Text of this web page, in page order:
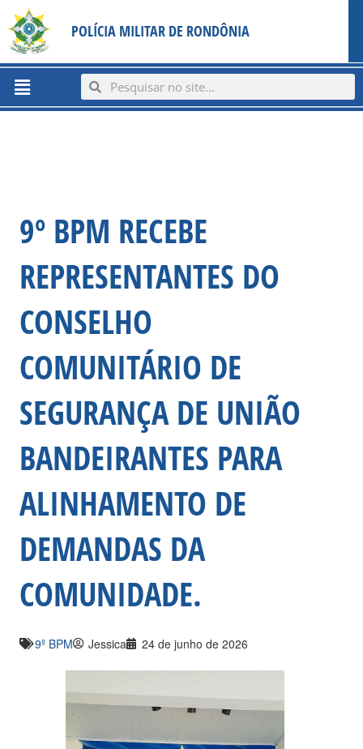
content
para
conteúdo
POLÍCIA MILITAR DE RONDÔNIA
Menu SearchSearch
9º BPM RECEBE
REPRESENTANTES DO
CONSELHO
COMUNITÁRIO DE
SEGURANÇA DE UNIÃO
BANDEIRANTES PARA
ALINHAMENTO DE
DEMANDAS DA
COMUNIDADE.
9º BPM Jessica 24 de junho de 2026